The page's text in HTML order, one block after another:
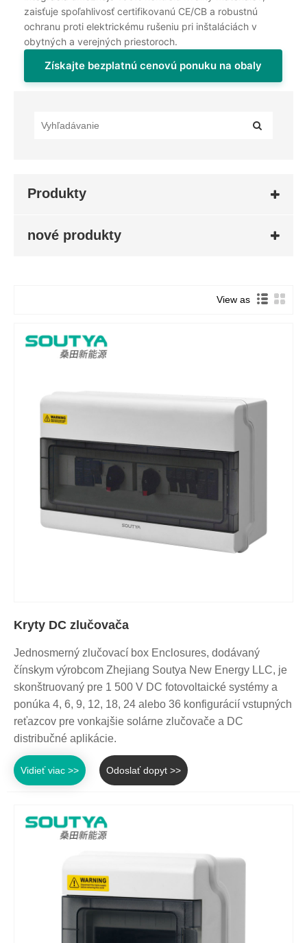
zaisťuje spoľahlivosť certifikovanú CE/CB a robustnú
ochranu proti elektrickému rušeniu pri inštaláciách v
obytných a verejných priestoroch.
Získajte bezplatnú cenovú ponuku na obaly
Produkty
nové produkty
View as
Kryty DC zlučovača
Jednosmerný zlučovací box Enclosures, dodávaný
čínskym výrobcom Zhejiang Soutya New Energy LLC, je
skonštruovaný pre 1 500 V DC fotovoltaické systémy a
ponúka 4, 6, 9, 12, 18, 24 alebo 36 konfigurácií vstupných
reťazcov pre vonkajšie solárne zlučovače a DC
distribučné aplikácie.
Vidieť viac >> Odoslať dopyt >>